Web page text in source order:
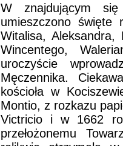
W znajdującym
umieszczono święte
Witalisa, Aleksandra,
Wincentego,
uroczyście
Męczennika.
kościoła w
Montio, z rozkazu
Victricio i w 1662
przełożonemu